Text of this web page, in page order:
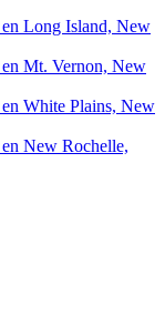
en Long Island, New
en Mt. Vernon, New
White Plains, New
New Rochelle,